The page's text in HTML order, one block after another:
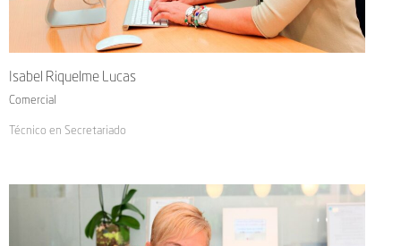
Isabel Riquelme Lucas
Comercial
Técnico en Secretariado